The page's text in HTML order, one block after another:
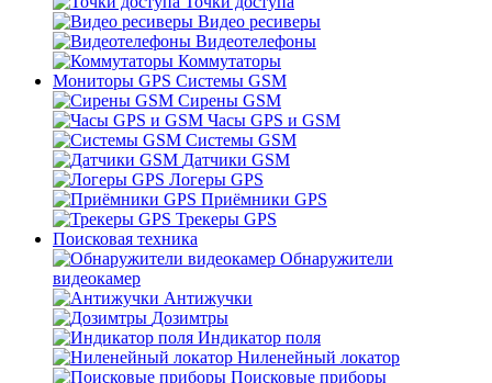
Видео ресиверы
Видеотелефоны
Коммутаторы
Мониторы GPS Системы GSM
Сирены GSM
Часы GPS и GSM
Системы GSM
Датчики GSM
Логеры GPS
Приёмники GPS
Трекеры GPS
Поисковая техника
Обнаружители
видеокамер
Антижучки
Дозимтры
Индикатор поля
Ниленейный локатор
Поисковые приборы